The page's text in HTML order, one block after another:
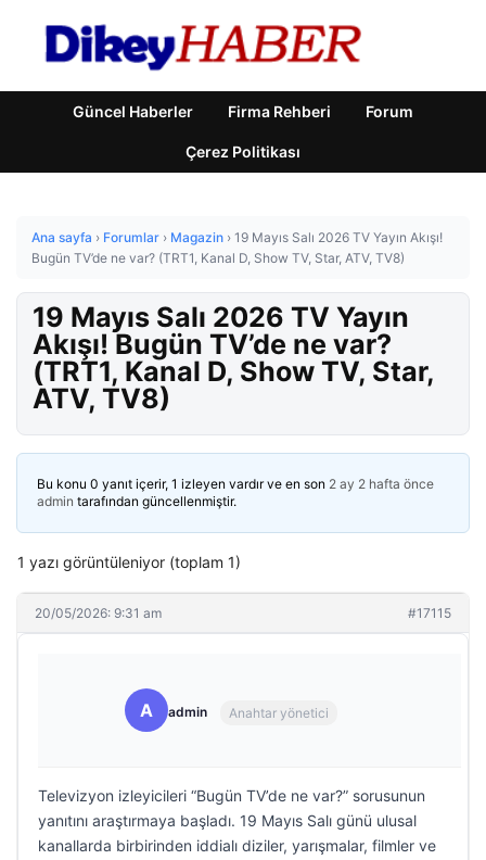
Güncel Haberler Firma Rehberi Forum
Çerez Politikası
Ana sayfa › Forumlar › Magazin › 19 Mayıs Salı 2026 TV Yayın Akışı!
Bugün TV’de ne var? (TRT1, Kanal D, Show TV, Star, ATV, TV8)
19 Mayıs Salı 2026 TV Yayın
Akışı! Bugün TV’de ne var?
(TRT1, Kanal D, Show TV, Star,
ATV, TV8)
Bu konu 0 yanıt içerir, 1 izleyen vardır ve en son 2 ay 2 hafta önce
admin tarafından güncellenmiştir.
1 yazı görüntüleniyor (toplam 1)
20/05/2026: 9:31 am #17115
A admin Anahtar yönetici
Televizyon izleyicileri “Bugün TV’de ne var?” sorusunun
yanıtını araştırmaya başladı. 19 Mayıs Salı günü ulusal
kanallarda birbirinden iddialı diziler, yarışmalar, filmler ve